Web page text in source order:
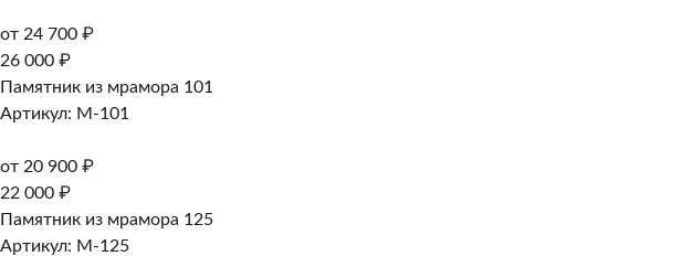
от 24 700 ₽
26 000 ₽
Памятник из мрамора 101
Артикул: M-101
от 20 900 ₽
22 000 ₽
Памятник из мрамора 125
Артикул: M-125